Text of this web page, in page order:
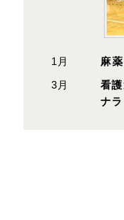
1月 麻
3月
看
ナ